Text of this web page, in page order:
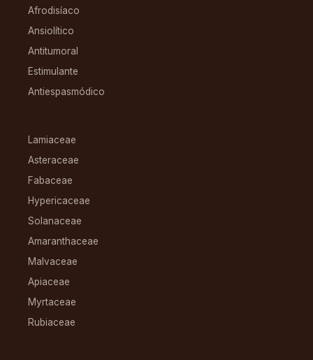
Afrodisíaco
Ansiolítico
Antitumoral
Estimulante
Antiespasmódico
Lamiaceae
Asteraceae
Fabaceae
Hypericaceae
Solanaceae
Amaranthaceae
Malvaceae
Apiaceae
Myrtaceae
Rubiaceae